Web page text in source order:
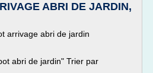
ABRI DE JARDIN,
arrivage abri de jardin
abri de jardin" Trier par